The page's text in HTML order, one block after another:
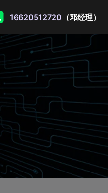
16620512720 （邓经理）